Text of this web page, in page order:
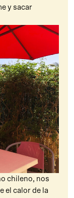
y sacar
chileno, nos
el calor de la